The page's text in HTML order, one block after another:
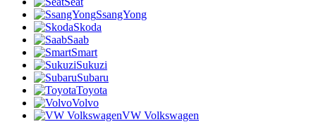
SsangYong
Skoda
Saab
Smart
Sukuzi
Subaru
Toyota
Volvo
VW Volkswagen